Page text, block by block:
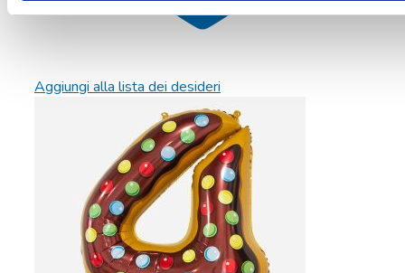
Aggiungi alla lista dei desideri